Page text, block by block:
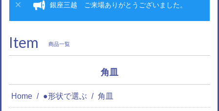
銀座三越 ご来場ありがとうございました。
Item 商品一覧
角皿
Home ●形状で選ぶ 角皿